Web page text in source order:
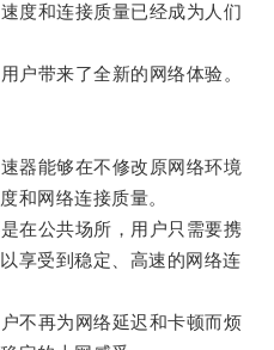
和连接质量已经成为人们
带来了全新的网络体验。
能够在不修改原网络环境
和网络连接质量。
公共场所，用户只需要携
享受到稳定、高速的网络连
再为网络延迟和卡顿而烦